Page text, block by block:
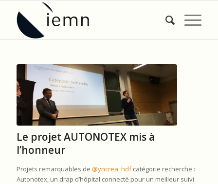
Le projet AUTONOTEX mis à
l’honneur
Projets remarquables de @yncrea_hdfcatégorie recherche :
Autonotex, un drap d’hôpital connecté pour un meilleur suivi